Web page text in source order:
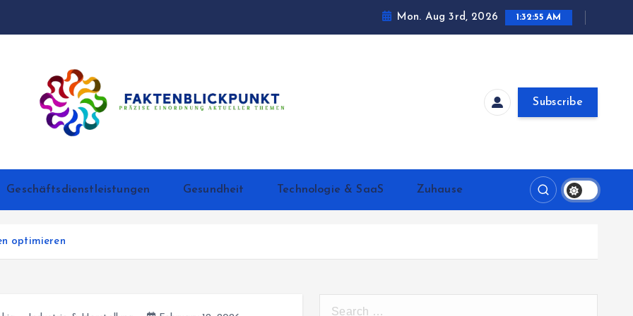
Mon. Aug 3rd, 2026 1:32:55 AM
Subscribe
Geschäftsdienstleistungen Gesundheit Technologie & SaaS Zuhause
optimieren